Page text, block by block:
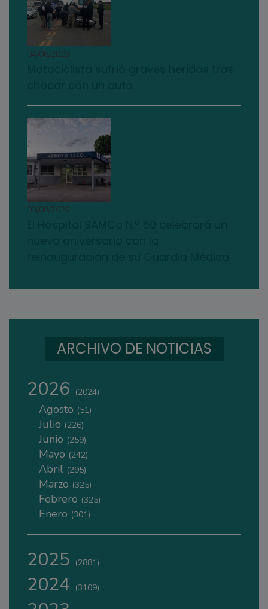
04/08/2026
03/08/2026
ARCHIVO DE NOTICIAS
2026 (2024)
Agosto (51)
Julio (226)
Junio (259)
Mayo (242)
Abril (295)
Marzo (325)
Febrero (325)
Enero (301)
2025 (2881)
2024 (3109)